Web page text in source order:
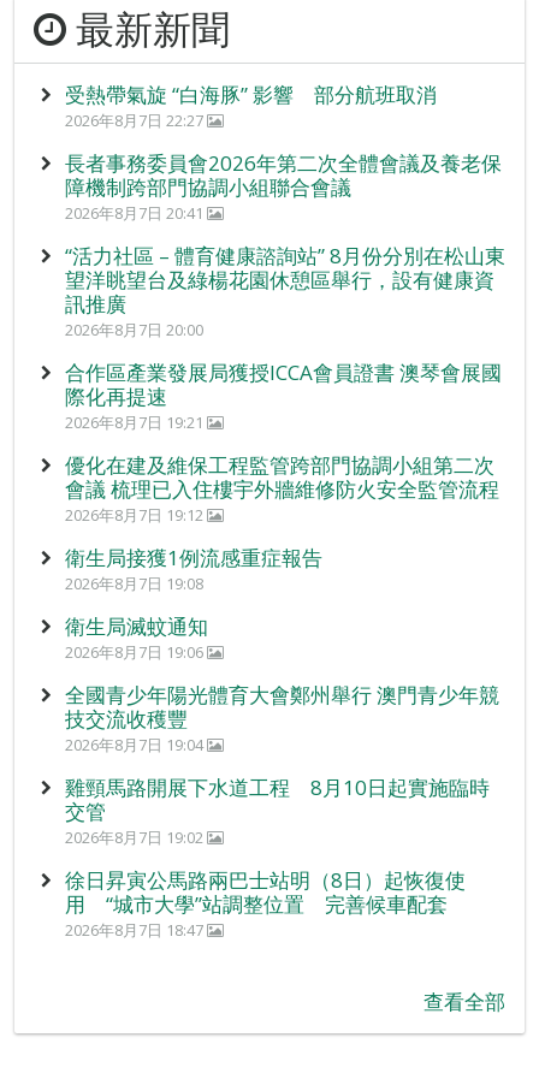
最新新聞
受熱帶氣旋 “白海豚” 影響 部分航班取消
2026年8月7日 22:27
長者事務委員會2026年第二次全體會議及養老保
障機制跨部門協調小組聯合會議
2026年8月7日 20:41
“活力社區 – 體育健康諮詢站” 8月份分別在松山東
望洋眺望台及綠楊花園休憩區舉行，設有健康資
訊推廣
2026年8月7日 20:00
合作區產業發展局獲授ICCA會員證書 澳琴會展國
際化再提速
2026年8月7日 19:21
優化在建及維保工程監管跨部門協調小組第二次
會議 梳理已入住樓宇外牆維修防火安全監管流程
2026年8月7日 19:12
衛生局接獲1例流感重症報告
2026年8月7日 19:08
衛生局滅蚊通知
2026年8月7日 19:06
全國青少年陽光體育大會鄭州舉行 澳門青少年競
技交流收穫豐
2026年8月7日 19:04
雞頸馬路開展下水道工程 8月10日起實施臨時
交管
2026年8月7日 19:02
徐日昇寅公馬路兩巴士站明（8日）起恢復使
用 “城市大學”站調整位置 完善候車配套
2026年8月7日 18:47
查看全部